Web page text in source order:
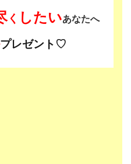
く したいあなたへ
プレゼント♡